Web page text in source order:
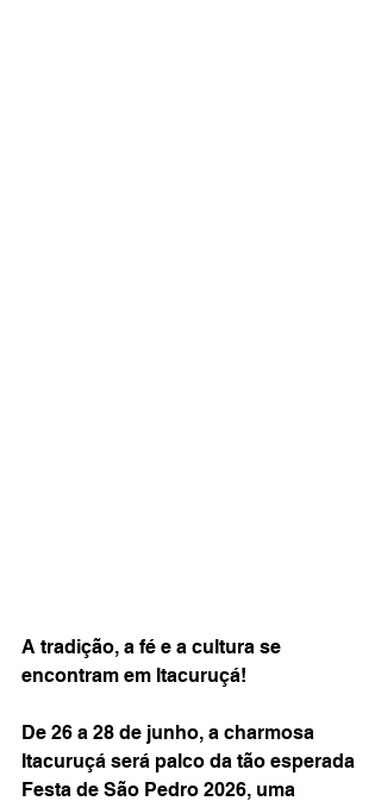
A tradição, a fé e a cultura se
encontram em Itacuruçá!
De 26 a 28 de junho, a charmosa
Itacuruçá será palco da tão esperada
Festa de São Pedro 2026, uma